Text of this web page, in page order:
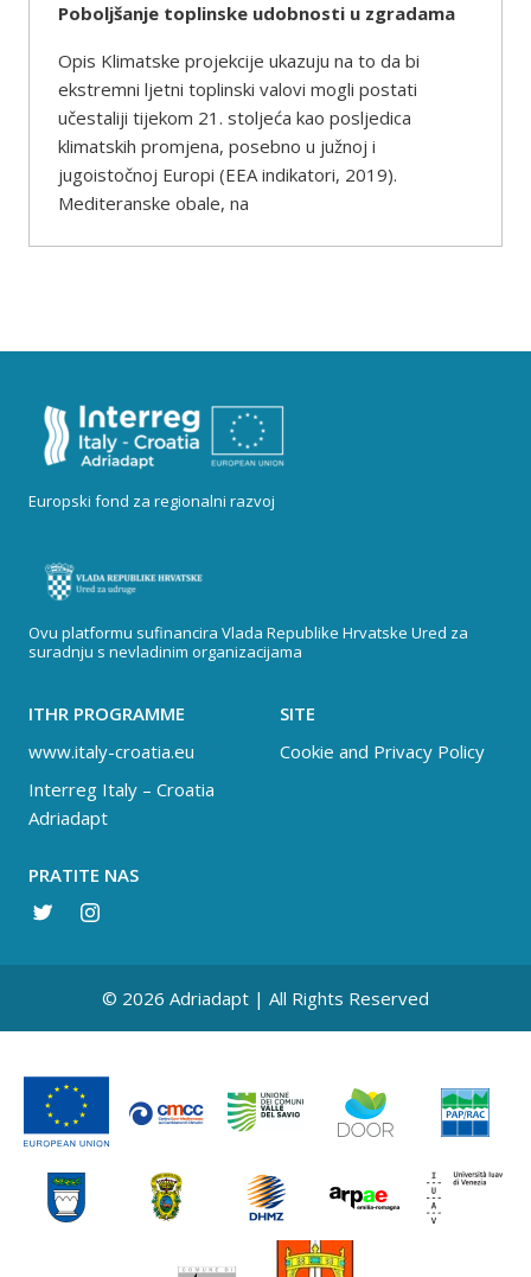
Poboljšanje toplinske udobnosti u zgradama
Opis Klimatske projekcije ukazuju na to da bi
ekstremni ljetni toplinski valovi mogli postati
učestaliji tijekom 21. stoljeća kao posljedica
klimatskih promjena, posebno u južnoj i
jugoistočnoj Europi (EEA indikatori, 2019).
Mediteranske obale, na
Europski fond za regionalni razvoj
Ovu platformu sufinancira Vlada Republike Hrvatske Ured za
suradnju s nevladinim organizacijama
ITHR PROGRAMME
www.italy-croatia.eu
Interreg Italy – Croatia
Adriadapt
SITE
Cookie and Privacy Policy
PRATITE NAS
© 2026 Adriadapt | All Rights Reserved